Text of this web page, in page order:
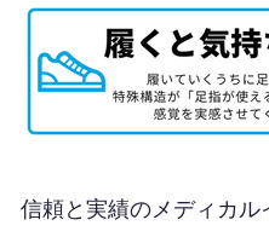
信頼と実績のメディカル